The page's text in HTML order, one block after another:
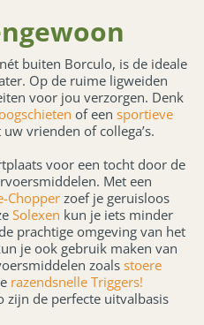
buiten Borculo, is de ideale
Op de ruime ligweiden
voor jou verzorgen. Denk
of een sportieve
vrienden of collega’s.
voor een tocht door de
Met een
Chopper zoef je geruisloos
Solexen kun je iets minder
prachtige omgeving van het
je ook gebruik maken van
zoals stoere
razendsnelle Triggers!
zijn de perfecte uitvalbasis